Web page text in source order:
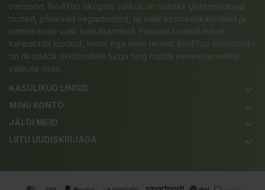
transport. Bio4You ökopoe valikus on näiteks gluteenivabad
tooted, põnevad vegantooted, lai valik kosmeetikatooteid ja
mitmekesine valik toidulisandeid. Pakume tooteid mis ei
kahjustada loodust, loomi ega meie tervist. Bio4You missiooniks
on rikastada ökotoodete turgu ning harida inimesi tervislike
valikute osas.
KASULIKUD LINGID
keyboard_arrow_down
MINU KONTO keyboard_arrow_down
JÄLGI MEID keyboard_arrow_down
LIITU UUDISKIRJAGA keyboard_arrow_down